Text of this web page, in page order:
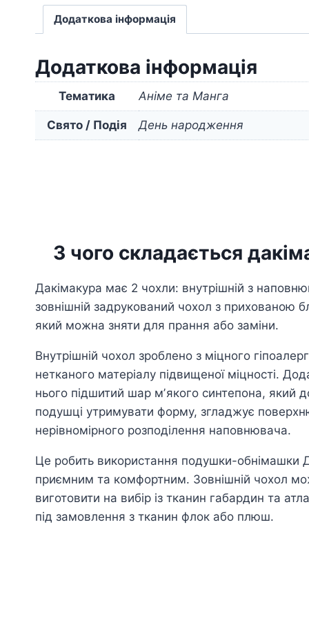
Додаткова інформація
Додаткова інформація
Тематика Аніме та Манга
Свято / Подія День народження
З чого складається
Дакімакура має 2 чохли: внутрішній з
зовнішній задрукований чохол з прихованою
який можна зняти для прання або заміни.
Внутрішній чохол зроблено з міцного
нетканого матеріалу підвищеної міцності.
нього підшитий шар мʼякого синтепона, який
подушці утримувати форму, згладжує
нерівномірного розподілення наповнювача.
Це робить використання подушки-обнімашки
приємним та комфортним. Зовнішній чохол
виготовити на вибір із тканин габардин та
під замовлення з тканин флок або плюш.